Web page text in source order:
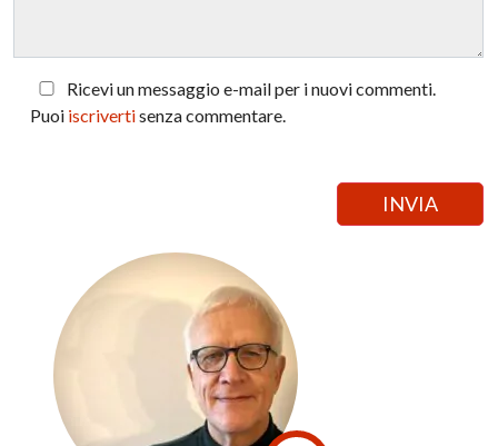
Ricevi un messaggio e-mail per i nuovi commenti.
Puoi iscrivertisenza commentare.